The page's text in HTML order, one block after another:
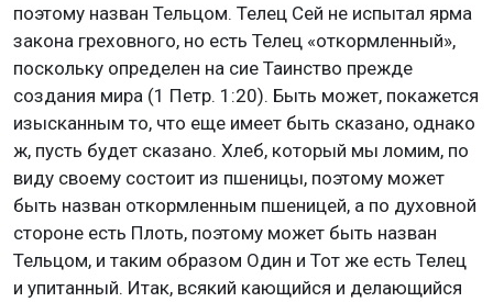
поэтому назван Тельцом. Телец Сей не испытал ярма
закона греховного, но есть Телец «откормленный»,
поскольку определен на сие Таинство прежде
создания мира (1 Петр. 1:20). Быть может, покажется
изысканным то, что еще имеет быть сказано, однако
ж, пусть будет сказано. Хлеб, который мы ломим, по
виду своему состоит из пшеницы, поэтому может
быть назван откормленным пшеницей, а по духовной
стороне есть Плоть, поэтому может быть назван
Тельцом, и таким образом Один и Тот же есть Телец
и упитанный. Итак, всякий кающийся и делающийся